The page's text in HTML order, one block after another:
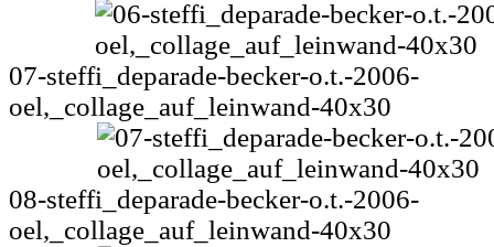
07-steffi_deparade-becker-o.t.-2006-
oel,_collage_auf_leinwand-40x30
08-steffi_deparade-becker-o.t.-2006-
oel,_collage_auf_leinwand-40x30